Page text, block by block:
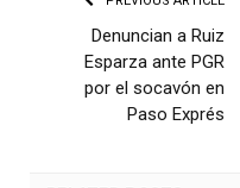
Denuncian a Ruiz
Esparza ante PGR
por el socavón en
Paso Exprés